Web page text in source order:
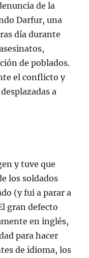
de la
Darfur, una
día durante
de poblados.
el conflicto y
a
y tuve que
los soldados
(y fui a parar a
gran defecto
en inglés,
para hacer
de idioma, los